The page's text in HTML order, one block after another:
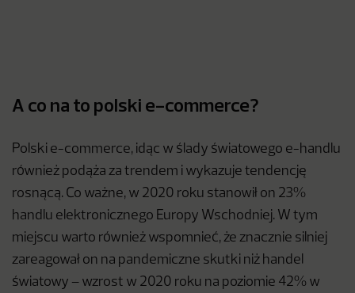
A co na to polski e-commerce?
Polski e-commerce, idąc w ślady światowego e-handlu
również podąża za trendem i wykazuje tendencję
rosnącą. Co ważne, w 2020 roku stanowił on 23%
handlu elektronicznego Europy Wschodniej. W tym
miejscu warto również wspomnieć, że znacznie silniej
zareagował on na pandemiczne skutki niż handel
światowy – wzrost w 2020 roku na poziomie 42% w